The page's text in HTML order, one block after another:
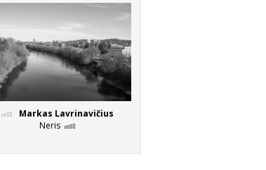
Markas Lavrinavičius
Neris